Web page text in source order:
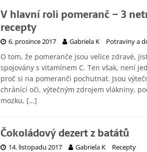
V hlavní roli pomeranč – 3
recepty
6. prosince 2017 Gabriela K Potraviny a
O tom, že pomeranče jsou velice zdravé,
spojovány s vitamínem C. Ten však, není
proč si na pomeranči pochutnat. Jsou
chránící oči, výtečným zdrojem vlákniny,
mozku, […]
Čokoládový dezert z batátů
14. listopadu 2017 Gabriela K Recepty